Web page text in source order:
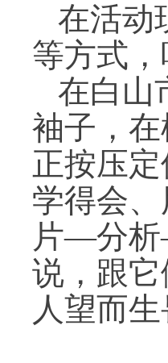
在活动
等方式
在白山
袖子，
正按压
学得会
片—分析
说，跟
人望而